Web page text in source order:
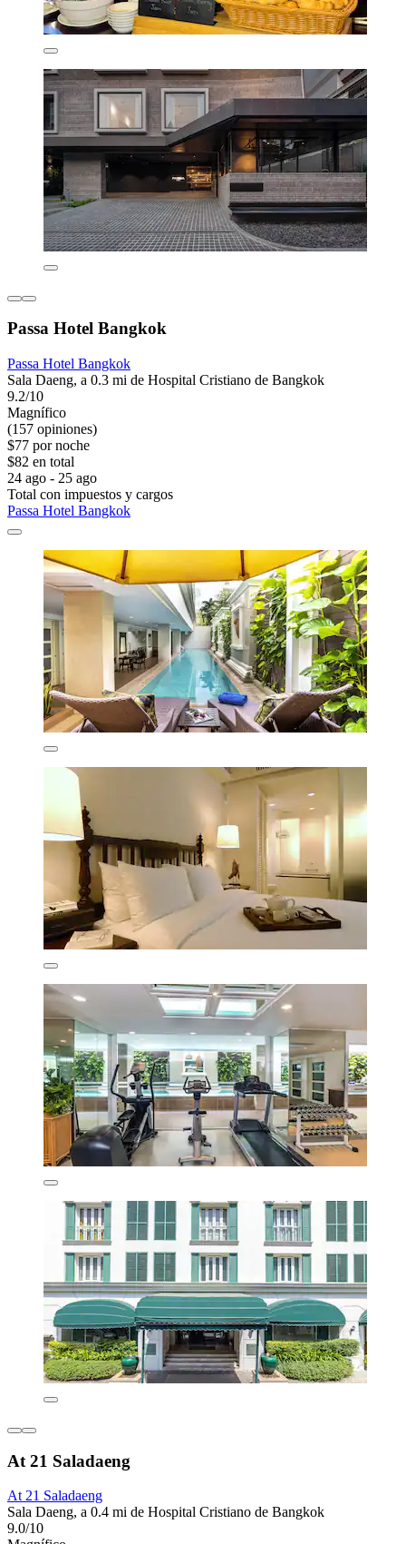
Passa Hotel Bangkok
Passa Hotel Bangkok
Sala Daeng, a 0.3 mi de Hospital Cristiano de Bangkok
9.2/10
Magnífico
(157 opiniones)
$77 por noche
$82 en total
24 ago - 25 ago
Total con impuestos y cargos
Passa Hotel Bangkok
At 21 Saladaeng
At 21 Saladaeng
Sala Daeng, a 0.4 mi de Hospital Cristiano de Bangkok
9.0/10